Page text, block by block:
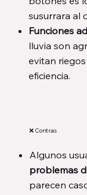
susurrara al
Funciones
lluvia son
evitan
eficiencia.
❌ Contras
Algunos
problemas
parecen